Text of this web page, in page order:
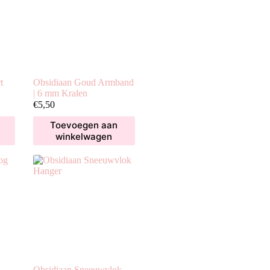
Obsidiaan Goud Armband
| 6 mm Kralen
€5,50
Toevoegen aan
winkelwagen